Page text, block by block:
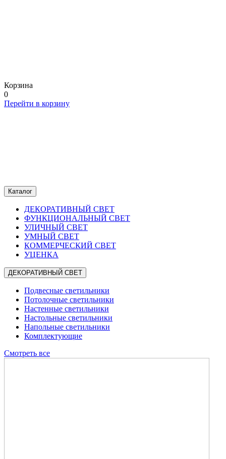
Корзина
0
Перейти в корзину
Каталог
ДЕКОРАТИВНЫЙ СВЕТ
ФУНКЦИОНАЛЬНЫЙ СВЕТ
УЛИЧНЫЙ СВЕТ
УМНЫЙ СВЕТ
КОММЕРЧЕСКИЙ СВЕТ
УЦЕНКА
ДЕКОРАТИВНЫЙ СВЕТ
Подвесные светильники
Потолочные светильники
Настенные светильники
Настольные светильники
Напольные светильники
Комплектующие
Смотреть все